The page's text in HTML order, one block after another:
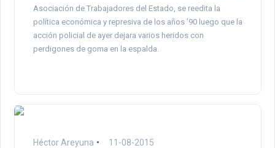
Asociación de Trabajadores del Estado, se reedita la
política económica y represiva de los años ’90 luego que la
acción policial de ayer dejara varios heridos con
perdigones de goma en la espalda.
Héctor Areyuna 11-08-2015